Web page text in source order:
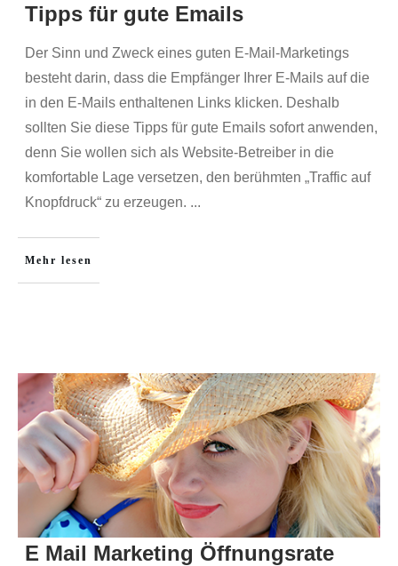
Tipps für gute Emails
Der Sinn und Zweck eines guten E-Mail-Marketings
besteht darin, dass die Empfänger Ihrer E-Mails auf die
in den E-Mails enthaltenen Links klicken. Deshalb
sollten Sie diese Tipps für gute Emails sofort anwenden,
denn Sie wollen sich als Website-Betreiber in die
komfortable Lage versetzen, den berühmten „Traffic auf
Knopfdruck“ zu erzeugen. ...
Mehr lesen
E Mail Marketing Öffnungsrate